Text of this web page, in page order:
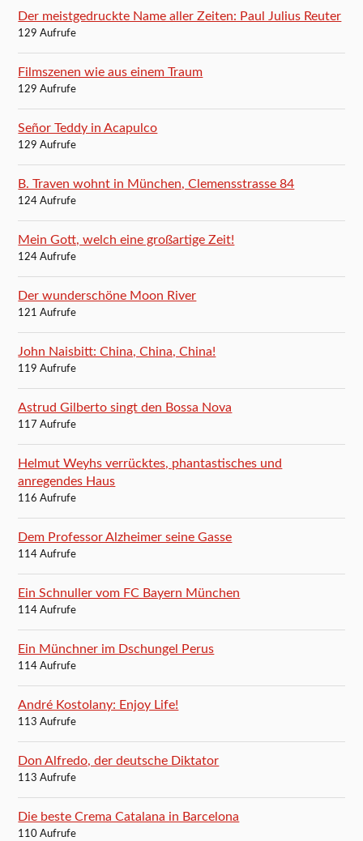
Der meistgedruckte Name aller Zeiten: Paul Julius Reuter
129 Aufrufe
Filmszenen wie aus einem Traum
129 Aufrufe
Señor Teddy in Acapulco
129 Aufrufe
B. Traven wohnt in München, Clemensstrasse 84
124 Aufrufe
Mein Gott, welch eine großartige Zeit!
124 Aufrufe
Der wunderschöne Moon River
121 Aufrufe
John Naisbitt: China, China, China!
119 Aufrufe
Astrud Gilberto singt den Bossa Nova
117 Aufrufe
Helmut Weyhs verrücktes, phantastisches und
anregendes Haus
116 Aufrufe
Dem Professor Alzheimer seine Gasse
114 Aufrufe
Ein Schnuller vom FC Bayern München
114 Aufrufe
Ein Münchner im Dschungel Perus
114 Aufrufe
André Kostolany: Enjoy Life!
113 Aufrufe
Don Alfredo, der deutsche Diktator
113 Aufrufe
Die beste Crema Catalana in Barcelona
110 Aufrufe